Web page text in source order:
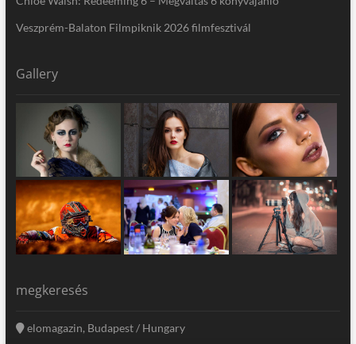
Veszprém-Balaton Filmpiknik 2026 filmfesztivál
Gallery
megkeresés
elomagazin, Budapest / Hungary